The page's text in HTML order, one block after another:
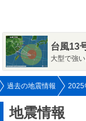
台風13
大型で強
過去の地震情報 2025
地震情報